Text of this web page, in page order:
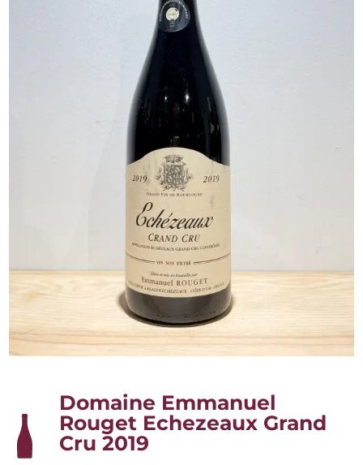
Domaine Emmanuel
Rouget Echezeaux Grand
Cru 2019